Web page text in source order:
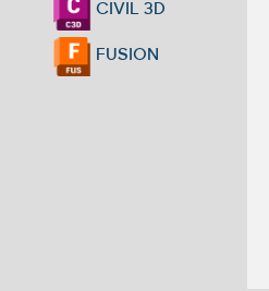
CIVIL 3D
FUSION